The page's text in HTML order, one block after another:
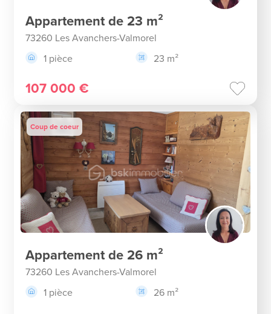
Appartement de 23 m²
73260 Les Avanchers-Valmorel
1 pièce
23 m²
107 000 €
Coup de coeur
Appartement de 26 m²
73260 Les Avanchers-Valmorel
1 pièce
26 m²